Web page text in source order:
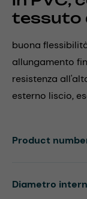
tessuto
buona
allungamento
resistenza
esterno liscio,
Select
Diametro
Product